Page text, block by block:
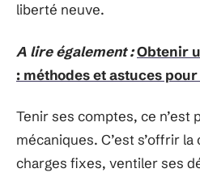
liberté neuve.
A lire également :Obtenir
: méthodes et astuces
Tenir ses comptes, ce n’est
mécaniques. C’est s’offrir
charges fixes, ventiler ses